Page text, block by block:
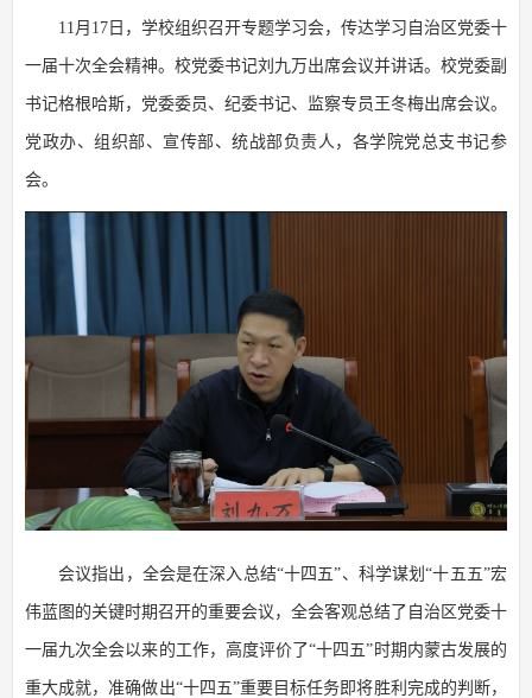
11月17日，学校组织召开专题学习会，传达学习自治区党委十
一届十次全会精神。校党委书记刘九万出席会议并讲话。校党委副
书记格根哈斯，党委委员、纪委书记、监察专员王冬梅出席会议。
党政办、组织部、宣传部、统战部负责人，各学院党总支书记参
会。
会议指出，全会是在深入总结“十四五”、科学谋划“十五五”宏
伟蓝图的关键时期召开的重要会议，全会客观总结了自治区党委十
一届九次全会以来的工作，高度评价了“十四五”时期内蒙古发展的
重大成就，准确做出“十四五”重要目标任务即将胜利完成的判断，